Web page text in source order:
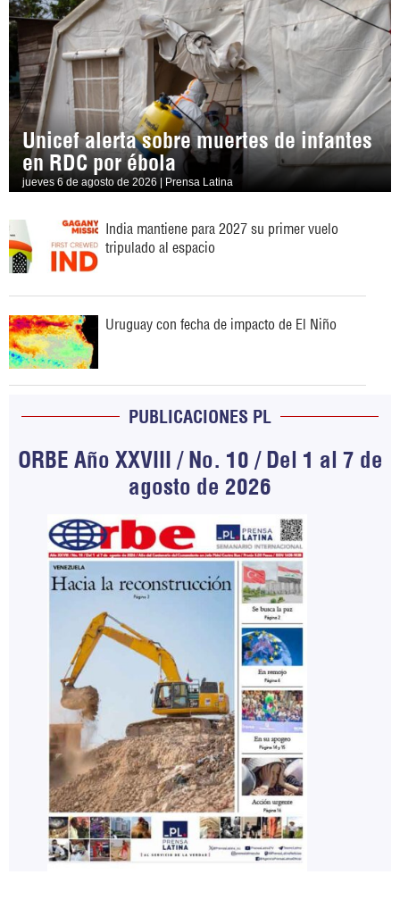
Unicef alerta sobre muertes de infantes
en RDC por ébola
jueves 6 de agosto de 2026 | Prensa Latina
India mantiene para 2027 su primer vuelo
tripulado al espacio
Uruguay con fecha de impacto de El Niño
PUBLICACIONES PL
ORBE Año XXVIII / No. 10 / Del 1 al 7 de
agosto de 2026